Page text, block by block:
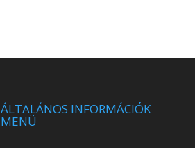
ÁLTALÁNOS INFORMÁCIÓK
MENÜ